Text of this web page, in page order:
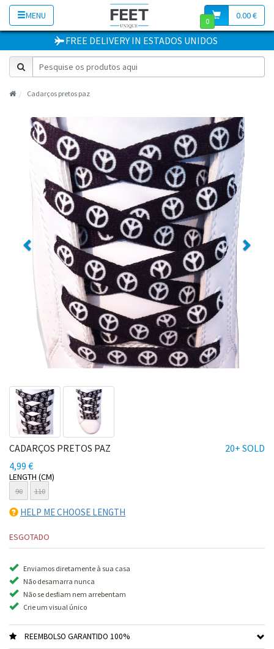
MENU 0.00 €
0
FREE DELIVERY IN ESTADOS UNIDOS
Cadarços pretos paz
Previous
20+ SOLD
CADARÇOS PRETOS PAZ
4,99 €
LENGTH (CM)
90 110
HELP ME CHOOSE LENGTH
ESGOTADO
Enviamos diretamente à sua casa
Não desamarra nunca
Não se desfiam nem arrebentam
Crie um visual único
REEMBOLSO GARANTIDO 100%